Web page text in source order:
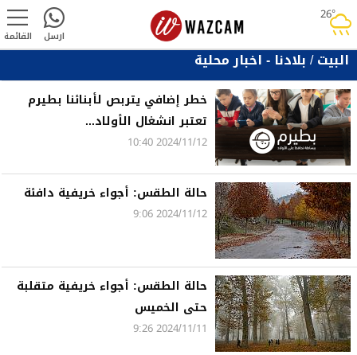
26°rainy القائمة ارسل
البيت/بلادنا - اخبار محلية
خطر إضافي يتربص لأبنائنا بطيرم
تعتبر انشغال الأولاد...
2024/11/12 10:40
حالة الطقس: أجواء خريفية دافئة
2024/11/12 9:06
حالة الطقس: أجواء خريفية متقلبة
حتى الخميس
2024/11/11 9:26